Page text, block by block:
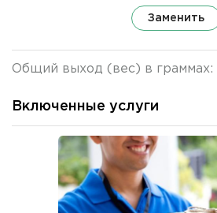
Заменить
Общий выход (вес) в граммах:
Включенные услуги